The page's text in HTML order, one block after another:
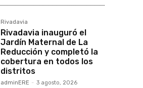
Rivadavia
Rivadavia inauguró el
Jardín Maternal de La
Reducción y completó la
cobertura en todos los
distritos
adminERE - 3 agosto, 2026